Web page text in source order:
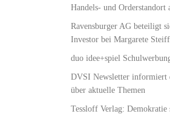
Handels- und Orderstandort
Ravensburger AG beteiligt
Investor bei Margarete
duo idee+spiel
DVSI Newsletter informiert
über aktuelle Themen
Tessloff Verlag: Demokratie